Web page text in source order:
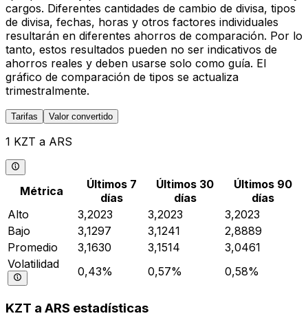
cargos. Diferentes cantidades de cambio de divisa, tipos
de divisa, fechas, horas y otros factores individuales
resultarán en diferentes ahorros de comparación. Por lo
tanto, estos resultados pueden no ser indicativos de
ahorros reales y deben usarse solo como guía. El
gráfico de comparación de tipos se actualiza
trimestralmente.
Tarifas Valor convertido
1 KZT a ARS
Métrica
Últimos 7
días
Últimos 30
días
Últimos 90
días
Alto
3,2023 3,2023
3,2023
Bajo
3,1297 3,1241
2,8889
Promedio
3,1630 3,1514
3,0461
Volatilidad
0,43% 0,57% 0,58%
KZT a ARS estadísticas